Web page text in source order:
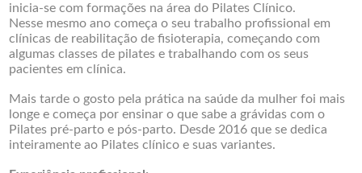
inicia-se com formações na área do Pilates Clínico.
Nesse mesmo ano começa o seu trabalho profissional em
clínicas de reabilitação de fisioterapia, começando com
algumas classes de pilates e trabalhando com os seus
pacientes em clínica.
Mais tarde o gosto pela prática na saúde da mulher foi mais
longe e começa por ensinar o que sabe a grávidas com o
Pilates pré-parto e pós-parto. Desde 2016 que se dedica
inteiramente ao Pilates clínico e suas variantes.